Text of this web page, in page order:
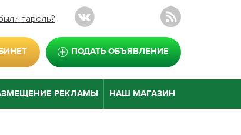
пароль?
ПОДАТЬ ОБЪЯВЛЕНИЕ
РЕКЛАМЫ НАШ МАГАЗИН